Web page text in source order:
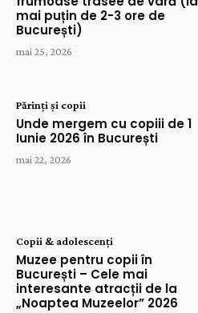
mai puțin de 2-3 ore de
București)
mai 25, 2026
Părinți și copii
Unde mergem cu copiii de 1
Iunie 2026 în București
mai 22, 2026
Copii & adolescenți
Muzee pentru copii în
București – Cele mai
interesante atracții de la
„Noaptea Muzeelor” 2026